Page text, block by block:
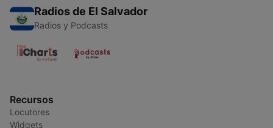
Radios de El Salvador
Radios y Podcasts
Recursos
Locutores
Widgets